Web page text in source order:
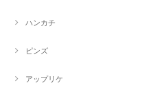
ハンカチ
ピンズ
アップリケ